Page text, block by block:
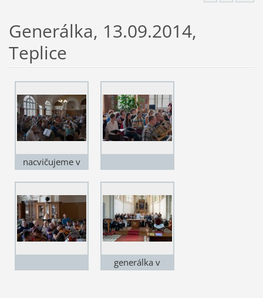
Generálka, 13.09.2014,
Teplice
nacvičujeme v
generálka v